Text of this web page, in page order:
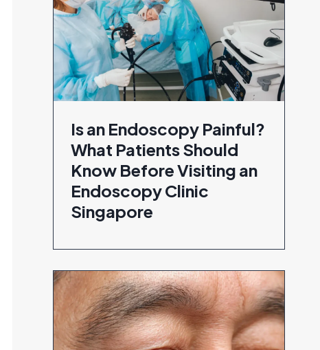
Is an Endoscopy Painful?
What Patients Should
Know Before Visiting an
Endoscopy Clinic
Singapore